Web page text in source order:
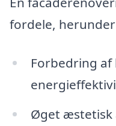
fordele,
Forbedring
Øget æstetisk